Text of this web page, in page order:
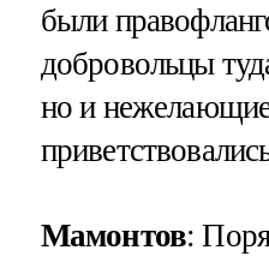
были
добровольцы
но и
Мамонтов: